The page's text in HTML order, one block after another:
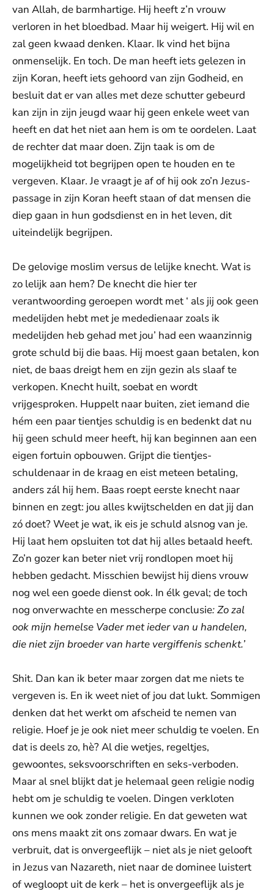
van Allah, de barmhartige. Hij heeft z’n vrouw
verloren in het bloedbad. Maar hij weigert. Hij wil en
zal geen kwaad denken. Klaar. Ik vind het bijna
onmenselijk. En toch. De man heeft iets gelezen in
zijn Koran, heeft iets gehoord van zijn Godheid, en
besluit dat er van alles met deze schutter gebeurd
kan zijn in zijn jeugd waar hij geen enkele weet van
heeft en dat het niet aan hem is om te oordelen. Laat
de rechter dat maar doen. Zijn taak is om de
mogelijkheid tot begrijpen open te houden en te
vergeven. Klaar. Je vraagt je af of hij ook zo’n Jezus-
passage in zijn Koran heeft staan of dat mensen die
diep gaan in hun godsdienst en in het leven, dit
uiteindelijk begrijpen.
De gelovige moslim versus de lelijke knecht. Wat is
zo lelijk aan hem? De knecht die hier ter
verantwoording geroepen wordt met ‘ als jij ook geen
medelijden hebt met je mededienaar zoals ik
medelijden heb gehad met jou’ had een waanzinnig
grote schuld bij die baas. Hij moest gaan betalen, kon
niet, de baas dreigt hem en zijn gezin als slaaf te
verkopen. Knecht huilt, soebat en wordt
vrijgesproken. Huppelt naar buiten, ziet iemand die
hém een paar tientjes schuldig is en bedenkt dat nu
hij geen schuld meer heeft, hij kan beginnen aan een
eigen fortuin opbouwen. Grijpt die tientjes-
schuldenaar in de kraag en eist meteen betaling,
anders zál hij hem. Baas roept eerste knecht naar
binnen en zegt: jou alles kwijtschelden en dat jij dan
zó doet? Weet je wat, ik eis je schuld alsnog van je.
Hij laat hem opsluiten tot dat hij alles betaald heeft.
Zo’n gozer kan beter niet vrij rondlopen moet hij
hebben gedacht. Misschien bewijst hij diens vrouw
nog wel een goede dienst ook. In élk geval; de toch
nog onverwachte en messcherpe conclusie: Zo zal
ook mijn hemelse Vader met ieder van u handelen,
die niet zijn broeder van harte vergiffenis schenkt.’
Shit. Dan kan ik beter maar zorgen dat me niets te
vergeven is. En ik weet niet of jou dat lukt. Sommigen
denken dat het werkt om afscheid te nemen van
religie. Hoef je je ook niet meer schuldig te voelen. En
dat is deels zo, hè? Al die wetjes, regeltjes,
gewoontes, seksvoorschriften en seks-verboden.
Maar al snel blijkt dat je helemaal geen religie nodig
hebt om je schuldig te voelen. Dingen verkloten
kunnen we ook zonder religie. En dat geweten wat
ons mens maakt zit ons zomaar dwars. En wat je
verbruit, dat is onvergeeflijk – niet als je niet gelooft
in Jezus van Nazareth, niet naar de dominee luistert
of wegloopt uit de kerk – het is onvergeeflijk als je